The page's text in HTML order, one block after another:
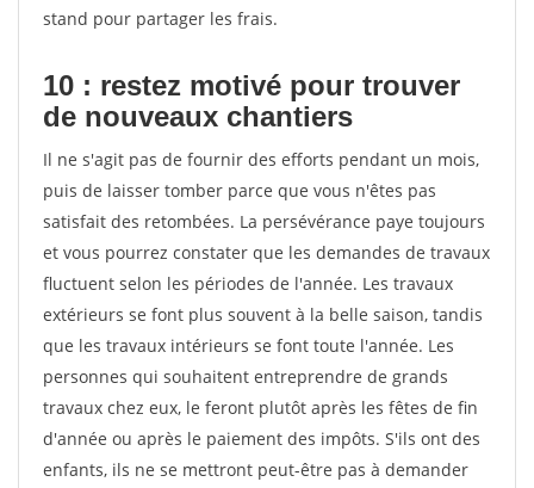
stand pour partager les frais.
10 : restez motivé pour trouver
de nouveaux chantiers
Il ne s'agit pas de fournir des efforts pendant un mois,
puis de laisser tomber parce que vous n'êtes pas
satisfait des retombées. La persévérance paye toujours
et vous pourrez constater que les demandes de travaux
fluctuent selon les périodes de l'année. Les travaux
extérieurs se font plus souvent à la belle saison, tandis
que les travaux intérieurs se font toute l'année. Les
personnes qui souhaitent entreprendre de grands
travaux chez eux, le feront plutôt après les fêtes de fin
d'année ou après le paiement des impôts. S'ils ont des
enfants, ils ne se mettront peut-être pas à demander